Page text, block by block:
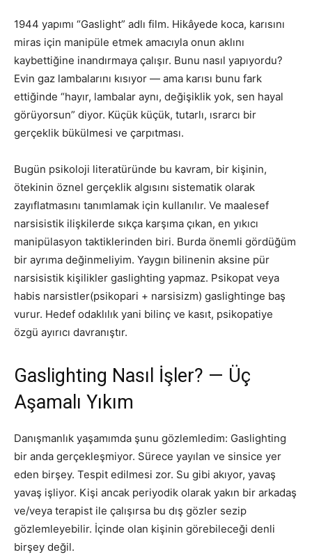
1944 yapımı “Gaslight” adlı film. Hikâyede koca, karısını
miras için manipüle etmek amacıyla onun aklını
kaybettiğine inandırmaya çalışır. Bunu nasıl yapıyordu?
Evin gaz lambalarını kısıyor — ama karısı bunu fark
ettiğinde “hayır, lambalar aynı, değişiklik yok, sen hayal
görüyorsun” diyor. Küçük küçük, tutarlı, ısrarcı bir
gerçeklik bükülmesi ve çarpıtması.
Bugün psikoloji literatüründe bu kavram, bir kişinin,
ötekinin öznel gerçeklik algısını sistematik olarak
zayıflatmasını tanımlamak için kullanılır. Ve maalesef
narsisistik ilişkilerde sıkça karşıma çıkan, en yıkıcı
manipülasyon taktiklerinden biri. Burda önemli gördüğüm
bir ayrıma değinmeliyim. Yaygın bilinenin aksine pür
narsisistik kişilikler gaslighting yapmaz. Psikopat veya
habis narsistler(psikopari + narsisizm) gaslightinge baş
vurur. Hedef odaklılık yani bilinç ve kasıt, psikopatiye
özgü ayırıcı davranıştır.
Gaslighting Nasıl İşler? — Üç
Aşamalı Yıkım
Danışmanlık yaşamımda şunu gözlemledim: Gaslighting
bir anda gerçekleşmiyor. Sürece yayılan ve sinsice yer
eden birşey. Tespit edilmesi zor. Su gibi akıyor, yavaş
yavaş işliyor. Kişi ancak periyodik olarak yakın bir arkadaş
ve/veya terapist ile çalışırsa bu dış gözler sezip
gözlemleyebilir. İçinde olan kişinin görebileceği denli
birşey değil.